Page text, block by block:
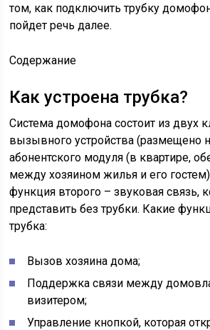
том, как подключить трубку
пойдет речь далее.
Содержание
Как устроена трубка?
Система домофона состоит из двух
вызывного устройства (размещено
абонентского модуля (в квартире,
между хозяином жилья и его
функция второго – звуковая связь,
представить без трубки. Какие
трубка:
Вызов хозяина дома;
Поддержка связи между
визитером;
Управление кнопкой, которая